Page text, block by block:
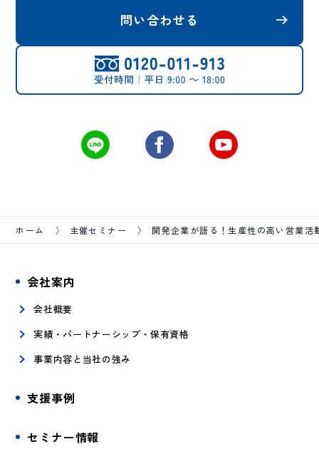
問い合わせる
ホーム 主催セミナー 開発企業が語る！生産性の高い営業
会社案内
会社概要
実績・パートナーシップ・保有資格
事業内容と当社の強み
支援事例
セミナー情報